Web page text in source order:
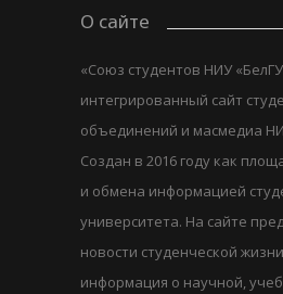
О сайте
«Союз студентов НИУ
интегрированный сайт
объединений и масмедиа
Создан в 2016 году как
и обмена информацией
университета. На сайте
новости студенческой
информация о научной,